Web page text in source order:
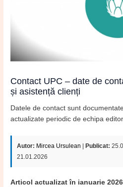
Contact UPC – date de
și asistență clienți
Datele de contact sunt
actualizate periodic de echipa
Autor: Mircea Ursulean Publicat:
21.01.2026
Articol actualizat în ianuarie 2026